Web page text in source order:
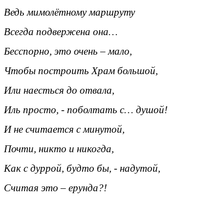
Ведь мимолётному маршруту
Всегда подвержена она…
Бесспорно, это очень – мало,
Чтобы построить Храм большой,
Или наесться до отвала,
Иль просто, - поболтать с… душой!
И не считается с минутой,
Почти, никто и никогда,
Как с дуррой, будто бы, - надутой,
Считая это – ерунда?!